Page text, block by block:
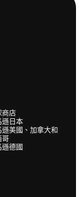
商店
遜日本
遜美國、加拿大和
哥
遜德國